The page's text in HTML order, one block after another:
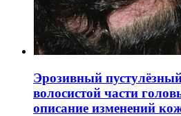
Эрозивный
волосистой части
описание изменений